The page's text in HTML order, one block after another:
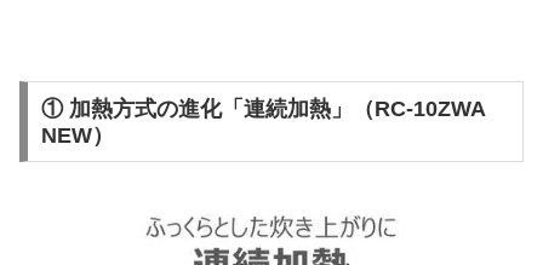
① 加熱方式の進化「連続加熱」（RC-10ZWA
NEW）